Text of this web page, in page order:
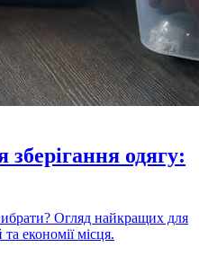
одягу:
Огляд найкращих для
економії місця.